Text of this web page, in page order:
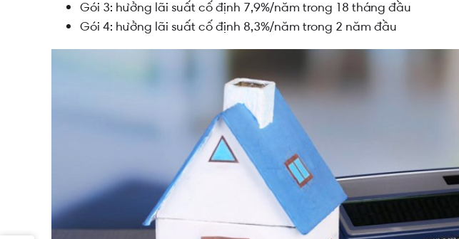
Gói 3: hưởng lãi suất cố định 7,9%/năm trong 18 tháng đầu
Gói 4: hưởng lãi suất cố định 8,3%/năm trong 2 năm đầu